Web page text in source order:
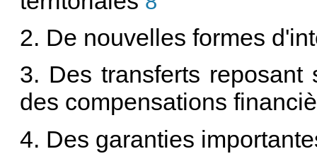
2. De nouvelles formes
3. Des transferts
des compensations
4. Des garanties